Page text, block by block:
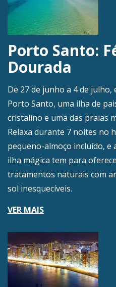
Porto Santo:
Dourada
De 27 de junho a 4 de
Porto Santo, uma ilha de
cristalino e uma das praias
Relaxa durante 7 noites no
pequeno-almoço incluído,
ilha mágica tem para
tratamentos naturais com
sol inesquecíveis.
VER MAIS